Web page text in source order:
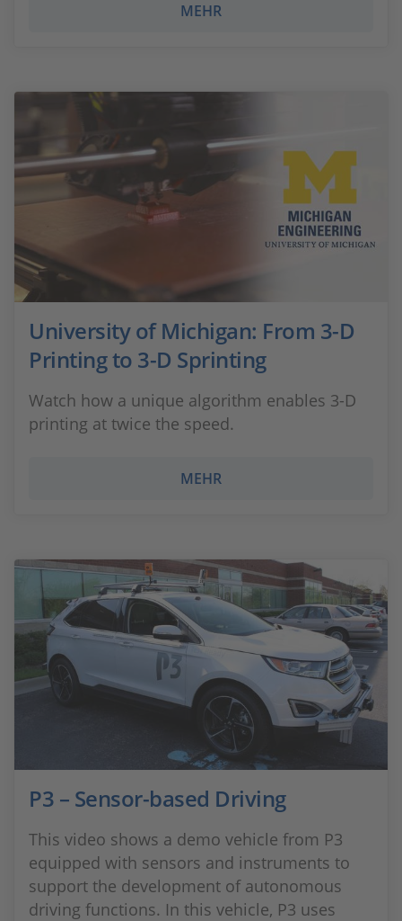
MEHR
University of Michigan: From 3-D
Printing to 3-D Sprinting
Watch how a unique algorithm enables 3-D
printing at twice the speed.
MEHR
P3 – Sensor-based Driving
This video shows a demo vehicle from P3
equipped with sensors and instruments to
support the development of autonomous
driving functions. In this vehicle, P3 uses